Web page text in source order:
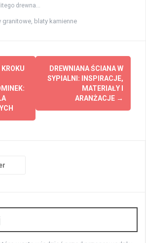
drewna...
granitowe, blaty kamienne
DREWNIANA ŚCIANA W
SYPIALNI: INSPIRACJE,
MATERIAŁY I
ARANŻACJE →